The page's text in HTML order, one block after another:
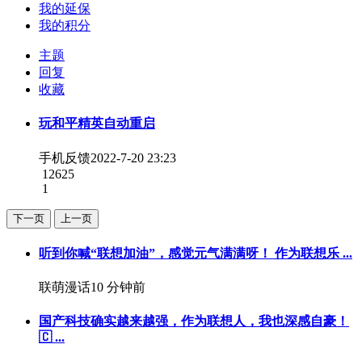
我的延保
我的积分
主题
回复
收藏
玩和平精英自动重启
手机反馈2022-7-20 23:23
12625
1
下一页 上一页
听到你喊“联想加油”，感觉元气满满呀！ 作为联想乐 ...
联萌漫话10 分钟前
国产科技确实越来越强，作为联想人，我也深感自豪！
🇨 ...